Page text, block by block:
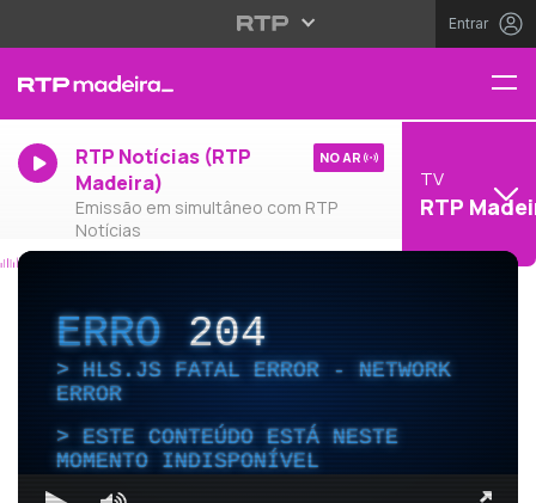
Entrar
RTP Notícias (RTP
Madeira)
Emissão em simultâneo com RTP
Notícias
NO AR
TV
RTP
ERRO204
HLS.JS FATAL ERROR - NETWORK
ERROR
ESTE CONTEÚDO ESTÁ NESTE
MOMENTO INDISPONÍVEL